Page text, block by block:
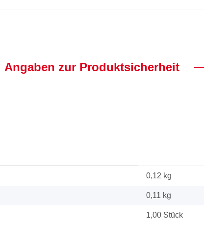
Angaben zur Produktsicherheit
0,12 kg
0,11 kg
1,00 Stück